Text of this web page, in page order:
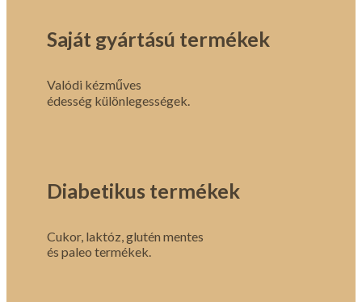
Saját gyártású termékek
Valódi kézműves
édesség különlegességek.
Diabetikus termékek
Cukor, laktóz, glutén mentes
és paleo termékek.